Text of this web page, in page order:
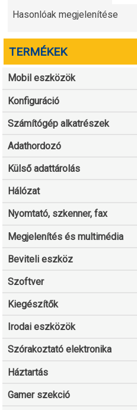
Hasonlóak megjelenítése
TERMÉKEK
Mobil eszközök
Konfiguráció
Számítógép alkatrészek
Adathordozó
Külső adattárolás
Hálózat
Nyomtató, szkenner, fax
Megjelenítés és multimédia
Beviteli eszköz
Szoftver
Kiegészítők
Irodai eszközök
Szórakoztató elektronika
Háztartás
Gamer szekció